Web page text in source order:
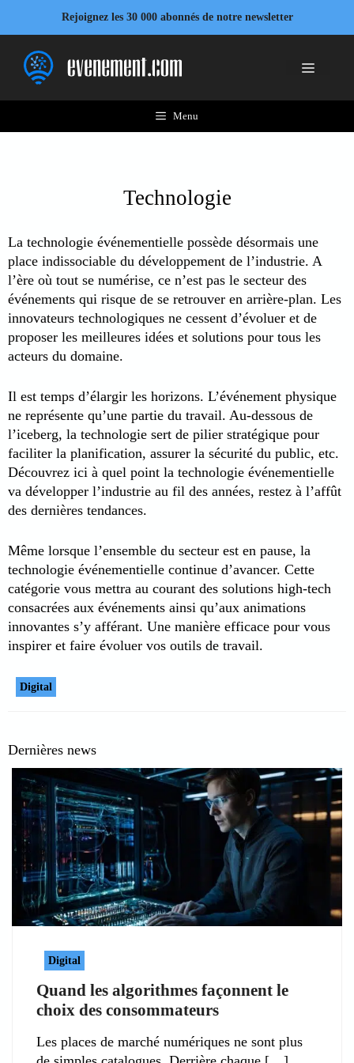
contenu
Rejoignez les 30 000 abonnés de notre newsletter
Menu
Menu
Technologie
La technologie événementielle possède désormais une
place indissociable du développement de l’industrie. A
l’ère où tout se numérise, ce n’est pas le secteur des
événements qui risque de se retrouver en arrière-plan. Les
innovateurs technologiques ne cessent d’évoluer et de
proposer les meilleures idées et solutions pour tous les
acteurs du domaine.
Il est temps d’élargir les horizons. L’événement physique
ne représente qu’une partie du travail. Au-dessous de
l’iceberg, la technologie sert de pilier stratégique pour
faciliter la planification, assurer la sécurité du public, etc.
Découvrez ici à quel point la technologie événementielle
va développer l’industrie au fil des années, restez à l’affût
des dernières tendances.
Même lorsque l’ensemble du secteur est en pause, la
technologie événementielle continue d’avancer. Cette
catégorie vous mettra au courant des solutions high-tech
consacrées aux événements ainsi qu’aux animations
innovantes s’y afférant. Une manière efficace pour vous
inspirer et faire évoluer vos outils de travail.
Digital
Dernières news
Digital
Quand les algorithmes façonnent le
choix des consommateurs
Les places de marché numériques ne sont plus